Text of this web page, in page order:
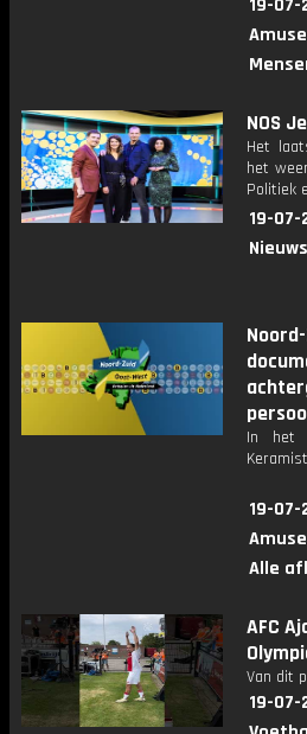
19-07-
NOS
Het
het
Politiek
19-07-
In het
19-07-
Alle
AFC
Van dit
19-07-